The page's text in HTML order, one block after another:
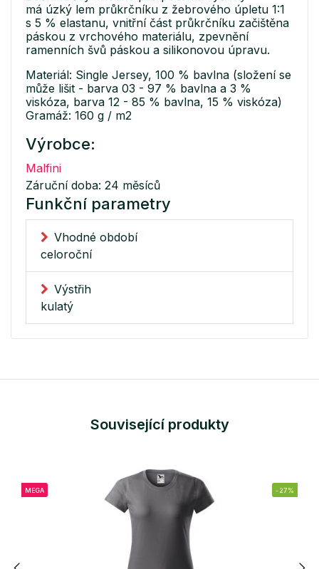
má úzký lem průkrčníku z žebrového úpletu 1:1
s 5 % elastanu, vnitřní část průkrčníku začištěna
páskou z vrchového materiálu, zpevnění
ramenních švů páskou a silikonovou úpravu.
Materiál: Single Jersey, 100 % bavlna (složení se
může lišit - barva 03 - 97 % bavlna a 3 %
viskóza, barva 12 - 85 % bavlna, 15 % viskóza)
Gramáž: 160 g / m2
Výrobce:
Malfini
Záruční doba: 24 měsíců
Funkční parametry
Vhodné období
celoroční
Výstřih
kulatý
Související produkty
MEGA -27%